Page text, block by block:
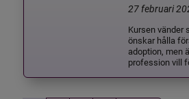
27 februari
Kursen vänder
önskar hålla
adoption, men
profession vill